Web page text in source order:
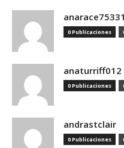
0 Publicaciones
anaturriff012
0 Publicaciones
andrastclair
0 Publicaciones